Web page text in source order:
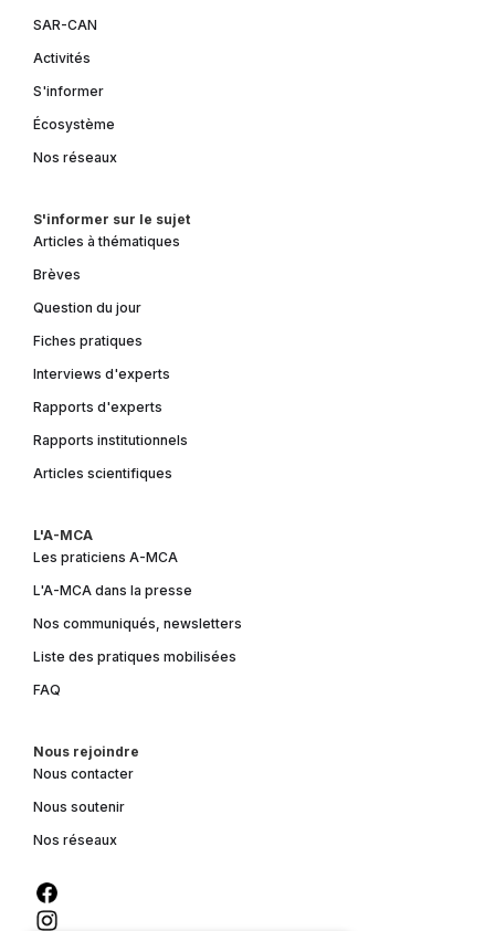
SAR-CAN
Activités
S'informer
Écosystème
Nos réseaux
S'informer sur le sujet
Articles à thématiques
Brèves
Question du jour
Fiches pratiques
Interviews d'experts
Rapports d'experts
Rapports institutionnels
Articles scientifiques
L'A-MCA
Les praticiens A-MCA
L'A-MCA dans la presse
Nos communiqués, newsletters
Liste des pratiques mobilisées
FAQ
Nous rejoindre
Nous contacter
Nous soutenir
Nos réseaux